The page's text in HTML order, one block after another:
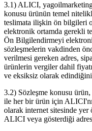
3.1) ALICI,
konusu ürünün temel
teslimata ilişkin ön bilgileri
elektronik ortamda gerekli
Ön Bilgilendirmeyi
sözleşmelerin vakdinden
verilmesi gereken adres,
ürünlerin vergiler dahil
ve eksiksiz olarak
3.2) Sözleşme konusu
ile her bir ürün için
olarak internet sitesinde
ALICI veya gösterdiği